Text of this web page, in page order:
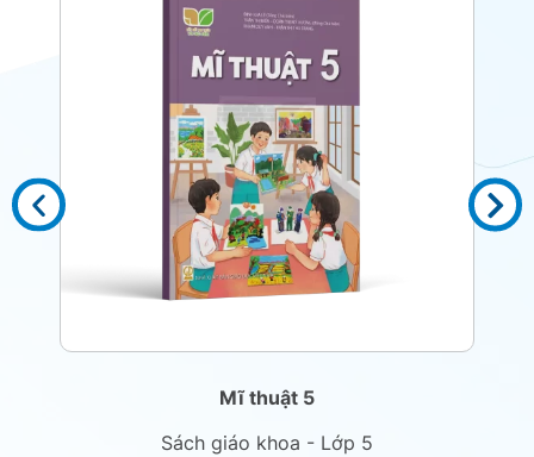
Mĩ thuật 5
Sách giáo khoa - Lớp 5